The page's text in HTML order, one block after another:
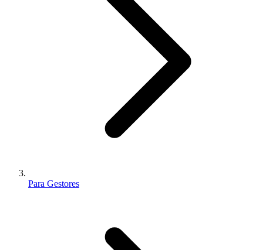
Para Gestores